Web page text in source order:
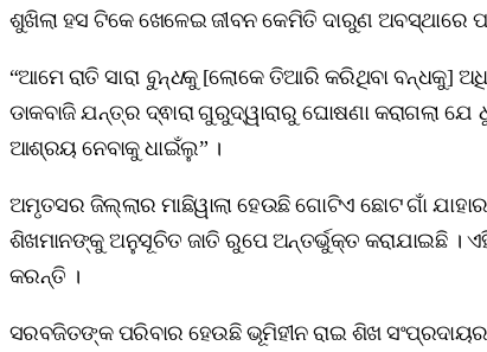
ଶୁଖିଲା ହସ ଟିକେ ଖେଳେଇ ଜୀବନ କେମିତି ଦାରୁଣ ଅବସ୍ଥାରେ
“ଆମେ ରାତି ସାରା ବୁନ୍ଧକୁ [ଲୋକେ ତିଆରି କରିଥିବା ବନ୍ଧକୁ] ଅଧିକ
ଡାକବାଜି ଯନ୍ତ୍ର ଦ୍ଵାରା ଗୁରୁଦ୍ୱାରାରୁ ଘୋଷଣା କରାଗଲା ଯେ
ଆଶ୍ରୟ ନେବାକୁ ଧାଇଁଲୁ” ।
ଅମୃତସର ଜିଲ୍ଲାର ମାଛିୱାଲା ହେଉଛି ଗୋଟିଏ ଛୋଟ ଗାଁ
ଶିଖମାନଙ୍କୁ ଅନୁସୂଚିତ ଜାତି ରୁପେ ଅନ୍ତର୍ଭୁକ୍ତ କରାଯାଇଛି ।
କରନ୍ତି ।
ସରବଜିତଙ୍କ ପରିବାର ହେଉଛି ଭୂମିହୀନ ରାଇ ଶିଖ